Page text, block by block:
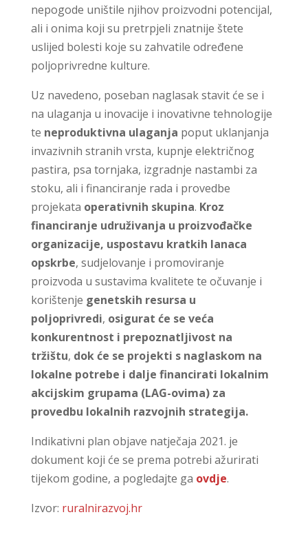
nepogode uništile njihov proizvodni potencijal,
ali i onima koji su pretrpjeli znatnije štete
uslijed bolesti koje su zahvatile određene
poljoprivredne kulture.
Uz navedeno, poseban naglasak stavit će se i
na ulaganja u inovacije i inovativne tehnologije
te neproduktivna ulaganja poput uklanjanja
invazivnih stranih vrsta, kupnje električnog
pastira, psa tornjaka, izgradnje nastambi za
stoku, ali i financiranje rada i provedbe
projekata operativnih skupina. Kroz
financiranje udruživanja u proizvođačke
organizacije, uspostavu kratkih lanaca
opskrbe, sudjelovanje i promoviranje
proizvoda u sustavima kvalitete te očuvanje i
korištenje genetskih resursa u
poljoprivredi, osigurat će se veća
konkurentnost i prepoznatljivost na
tržištu, dok će se projekti s naglaskom na
lokalne potrebe i dalje financirati lokalnim
akcijskim grupama (LAG-ovima) za
provedbu lokalnih razvojnih strategija.
Indikativni plan objave natječaja 2021. je
dokument koji će se prema potrebi ažurirati
tijekom godine, a pogledajte ga ovdje.
Izvor: ruralnirazvoj.hr